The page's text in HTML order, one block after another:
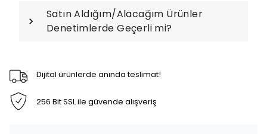
Satın Aldığım/Alacağım Ürünler
Denetimlerde Geçerli mi?
Dijital ürünlerde anında teslimat!
256 Bit SSL ile güvende alışveriş